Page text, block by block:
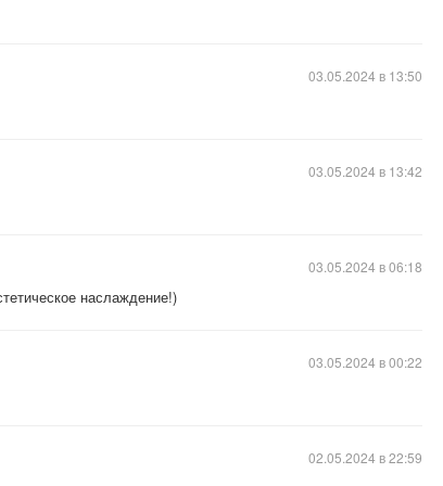
03.05.2024 в 13:50
03.05.2024 в 13:42
наслаждение!)
03.05.2024 в 06:18
03.05.2024 в 00:22
02.05.2024 в 22:59